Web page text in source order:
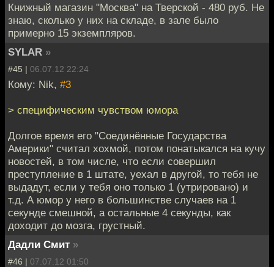
Книжный магазин "Москва" на Тверской - 480 руб. Не
знаю, сколько у них на складе, в зале было
примерно 15 экземпляров.
SYLAR »
#45 | 06.07.12 22:24
Кому: Nik, #3
> специфическим чувством юмора
Долгое время его "Соединённые Государства
Америки" считал хохмой, потом понатыкался на кучу
новостей, в том числе, что если совершил
преступление в 1 штате, уехал в другой, то тебя не
выдадут, если у тебя оно только 1 (утрировано) и
т.д. А юмор у него в большинстве случаев на 1
секунде смешной, а остальные 4 секунды, как
доходит до мозга, грустный.
Дадли Смит »
#46 | 07.07.12 01:50